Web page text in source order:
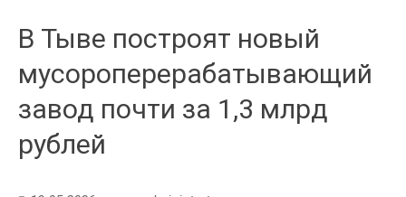
В Тыве построят новый
мусороперерабатывающий
завод почти за 1,3 млрд
рублей